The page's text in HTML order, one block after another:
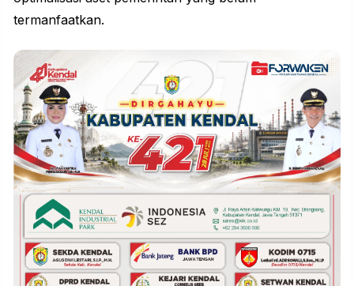
termanfaatkan.